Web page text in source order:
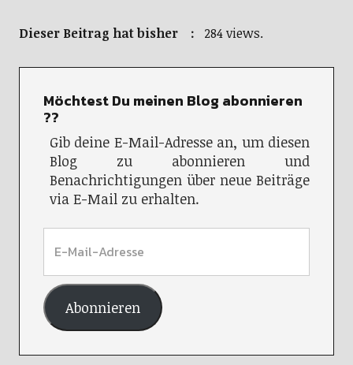
Dieser Beitrag hat bisher : 284 views.
Möchtest Du meinen Blog abonnieren
??
Gib deine E-Mail-Adresse an, um diesen
Blog zu abonnieren und
Benachrichtigungen über neue Beiträge
via E-Mail zu erhalten.
Abonnieren